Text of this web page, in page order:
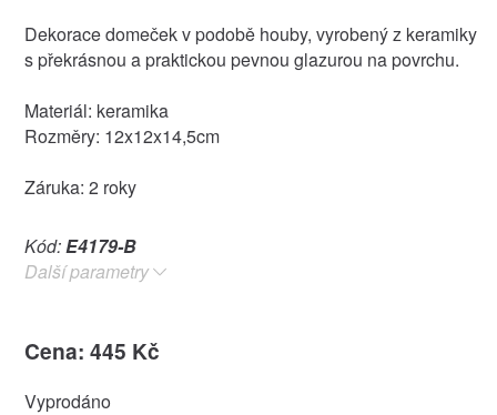
Dekorace domeček v podobě houby, vyrobený z keramiky
s překrásnou a praktickou pevnou glazurou na povrchu.
Materiál: keramika
Rozměry: 12x12x14,5cm
Záruka: 2 roky
Kód:E4179-B
Další parametry
Cena: 445 Kč
Vyprodáno